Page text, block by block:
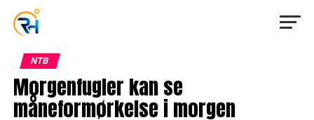
NTB
Morgenfugler kan se
måneformørkelse i morgen